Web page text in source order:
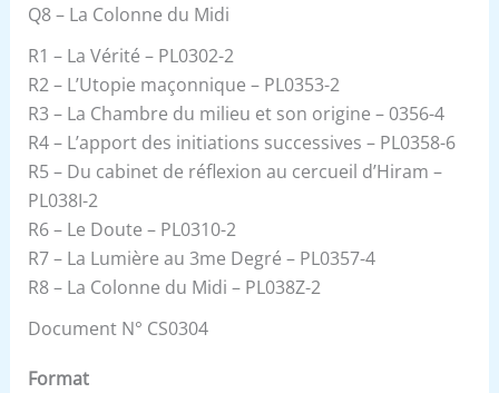
Q8 – La Colonne du Midi
R1 – La Vérité – PL0302-2
R2 – L’Utopie maçonnique – PL0353-2
R3 – La Chambre du milieu et son origine – 0356-4
R4 – L’apport des initiations successives – PL0358-6
R5 – Du cabinet de réflexion au cercueil d’Hiram –
PL038I-2
R6 – Le Doute – PL0310-2
R7 – La Lumière au 3me Degré – PL0357-4
R8 – La Colonne du Midi – PL038Z-2
Document N° CS0304
Format